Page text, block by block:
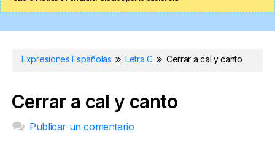
Expresiones Españolas Letra C Cerrar a cal y canto
Cerrar a cal y canto
Publicar un comentario